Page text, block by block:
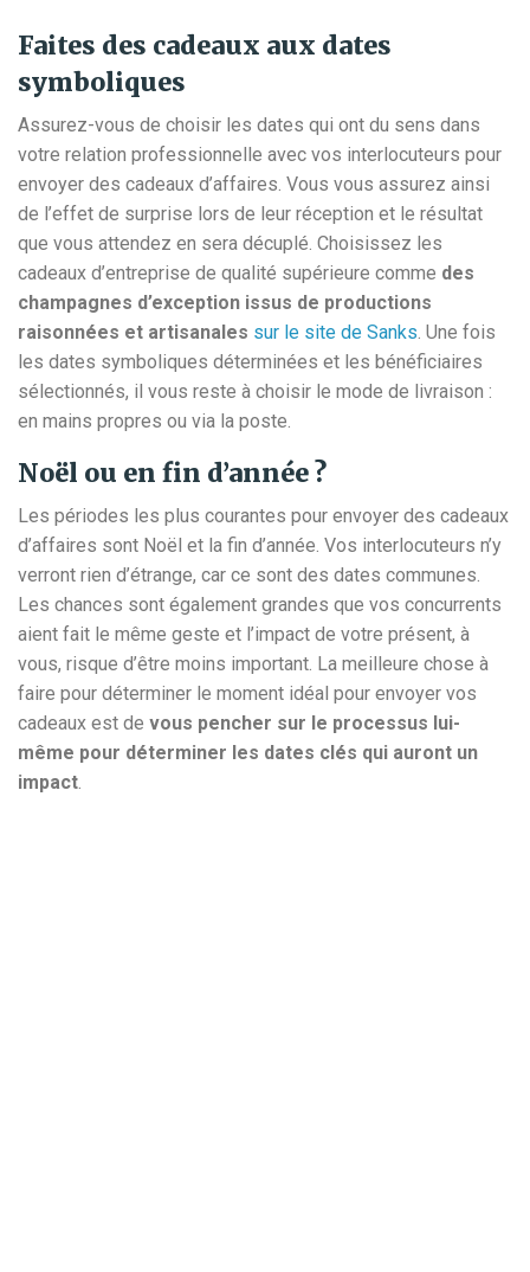
Faites des cadeaux aux dates
symboliques
Assurez-vous de choisir les dates qui ont du sens dans
votre relation professionnelle avec vos interlocuteurs pour
envoyer des cadeaux d’affaires. Vous vous assurez ainsi
de l’effet de surprise lors de leur réception et le résultat
que vous attendez en sera décuplé. Choisissez les
cadeaux d’entreprise de qualité supérieure comme des
champagnes d’exception issus de productions
raisonnées et artisanales sur le site de Sanks . Une fois
les dates symboliques déterminées et les bénéficiaires
sélectionnés, il vous reste à choisir le mode de livraison :
en mains propres ou via la poste.
Noël ou en fin d’année ?
Les périodes les plus courantes pour envoyer des cadeaux
d’affaires sont Noël et la fin d’année. Vos interlocuteurs n’y
verront rien d’étrange, car ce sont des dates communes.
Les chances sont également grandes que vos concurrents
aient fait le même geste et l’impact de votre présent, à
vous, risque d’être moins important. La meilleure chose à
faire pour déterminer le moment idéal pour envoyer vos
cadeaux est de vous pencher sur le processus lui-
même pour déterminer les dates clés qui auront un
impact